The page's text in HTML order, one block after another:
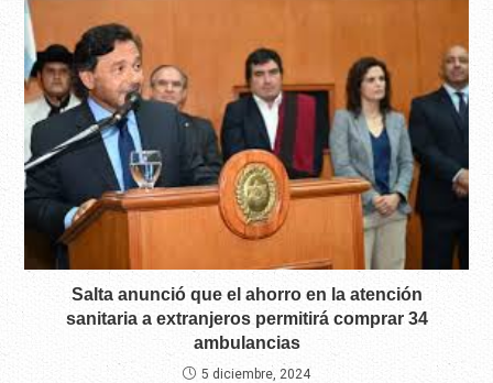
Salta anunció que el ahorro en la atención
sanitaria a extranjeros permitirá comprar 34
ambulancias
5 diciembre, 2024